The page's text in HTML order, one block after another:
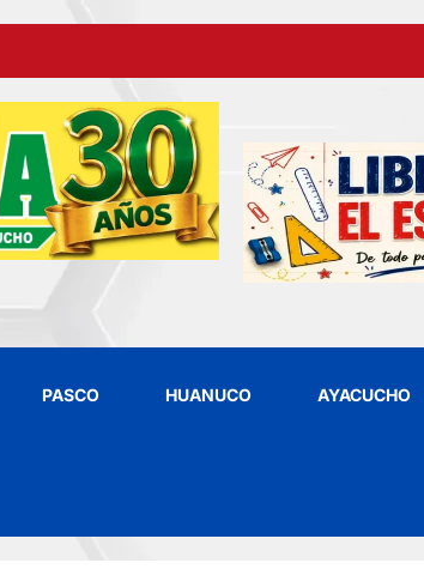
PASCO HUANUCO AYACUCHO